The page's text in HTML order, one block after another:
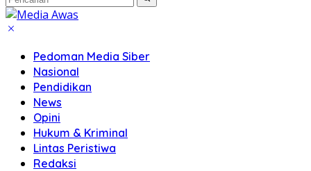
Pedoman Media Siber
Nasional
Pendidikan
News
Opini
Hukum & Kriminal
Lintas Peristiwa
Redaksi